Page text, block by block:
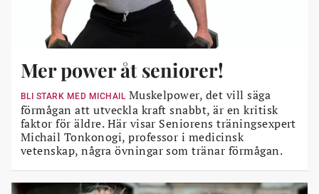
Mer power åt seniorer!
BLI STARK MED MICHAILMuskelpower, det vill säga
förmågan att utveckla kraft snabbt, är en kritisk
faktor för äldre. Här visar Seniorens träningsexpert
Michail Tonkonogi, professor i medicinsk
vetenskap, några övningar som tränar förmågan.